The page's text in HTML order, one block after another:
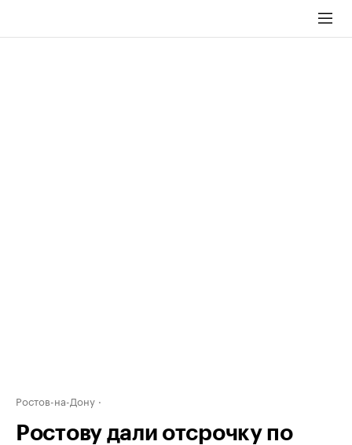
Ростов-на-Дону
Ростову дали отсрочку по